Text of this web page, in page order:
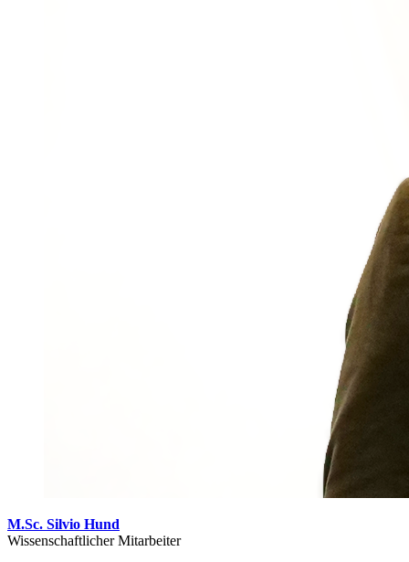
M.Sc. Silvio Hund
Wissenschaftlicher Mitarbeiter